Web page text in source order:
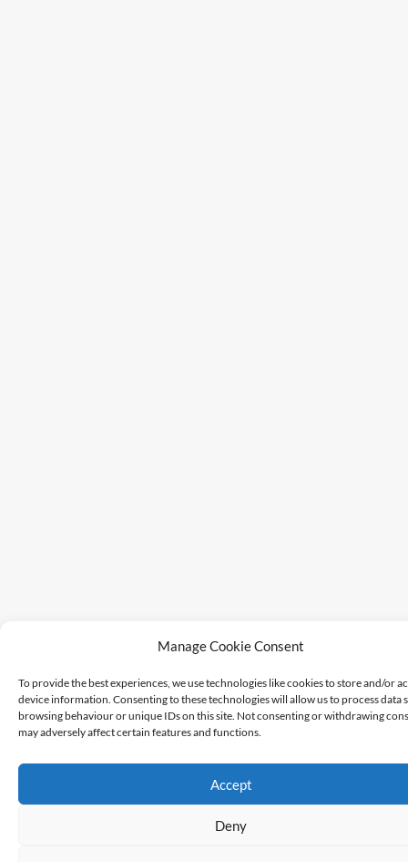
Manage Cookie Consent
To provide the best experiences, we use technologies like cookies to store and/or
device information. Consenting to these technologies will allow us to process data
browsing behaviour or unique IDs on this site. Not consenting or withdrawing
may adversely affect certain features and functions.
Accept
Deny